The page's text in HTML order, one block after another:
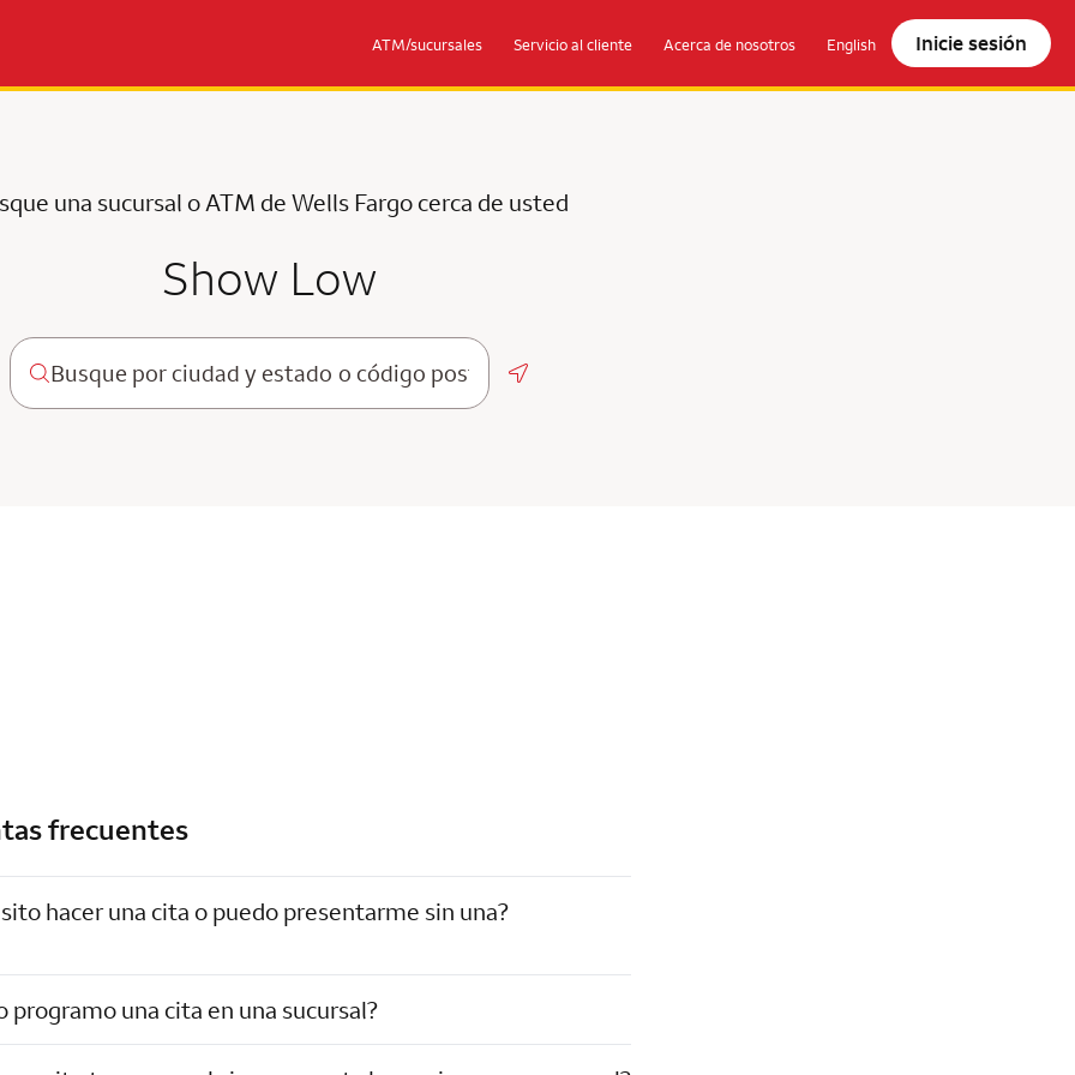
ATM/sucursales Servicio al cliente Acerca de nosotros English Inicie sesión
una sucursal o ATM de Wells Fargo cerca de usted
Show Low
frecuentes
hacer una cita o puedo presentarme sin una?
programo una cita en una sucursal?